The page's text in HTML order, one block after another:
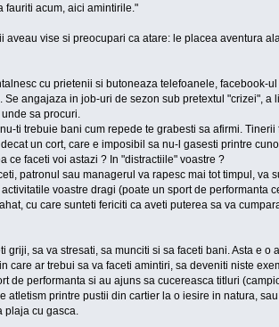
fauriti acum, aici amintirile."
aveau vise si preocupari ca atare: le placea aventura
cu prietenii si butoneaza telefoanele,
Se angajaza in job-uri de sezon sub pretextul "crizei",
sa procuri.
ti trebuie bani cum repede te grabesti sa afirmi.
un cort, care e imposibil sa nu-l gasesti printre
ce faceti voi astazi ? In "distractiile" voastre ?
patronul sau managerul va rapesc mai tot timpul,
voastre dragi (poate un sport de performanta
cu care sunteti fericiti ca aveti puterea sa va
griji, sa va stresati, sa munciti si sa faceti bani. Asta e
care ar trebui sa va faceti amintiri, sa deveniti niste
de performanta si au ajuns sa cucereasca titluri
atletism printre pustii din cartier la o iesire in natura,
plaja cu gasca.